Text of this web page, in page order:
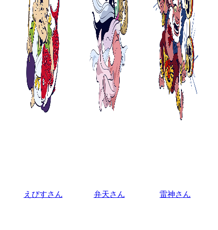
えびすさん 弁天さん 雷神さん